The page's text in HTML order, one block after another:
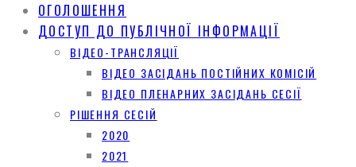
ОГОЛОШЕННЯ
ДОСТУП ДО ПУБЛІЧНОЇ ІНФОРМАЦІЇ
ВІДЕО-ТРАНСЛЯЦІЇ
ВІДЕО ЗАСІДАНЬ ПОСТІЙНИХ КОМІСІЙ
ВІДЕО ПЛЕНАРНИХ ЗАСІДАНЬ СЕСІЇ
РІШЕННЯ СЕСІЙ
2020
2021